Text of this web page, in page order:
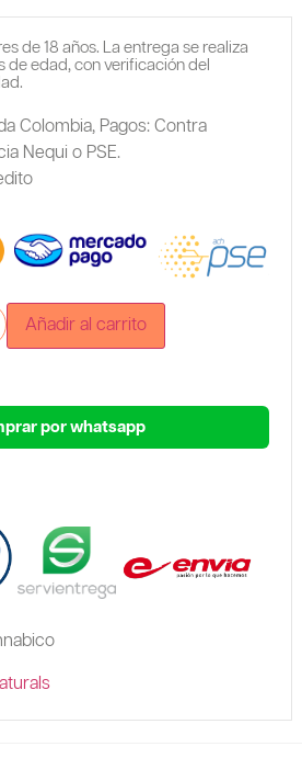
de 18 años. La entrega se realiza
de edad, con verificación del
Colombia, Pagos: Contra
Nequi o PSE.
Añadir al carrito
por whatsapp